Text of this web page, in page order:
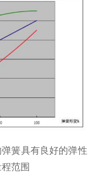
簧具有良好的弹性
范围